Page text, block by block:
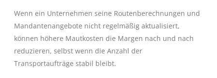
Wenn ein Unternehmen seine Routenberechnungen und
Mandantenangebote nicht regelmäßig aktualisiert,
können höhere Mautkosten die Margen nach und nach
reduzieren, selbst wenn die Anzahl der
Transportaufträge stabil bleibt.